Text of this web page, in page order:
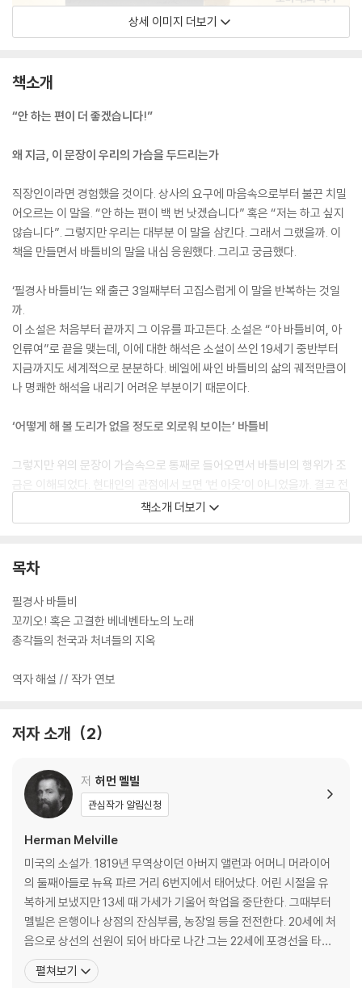
상세 이미지 더보기
책소개
“안 하는 편이 더 좋겠습니다!”
왜 지금, 이 문장이 우리의 가슴을 두드리는가
직장인이라면 경험했을 것이다. 상사의 요구에 마음속으로부터 불끈 치밀
어오르는 이 말을. “안 하는 편이 백 번 낫겠습니다” 혹은 “저는 하고 싶지
않습니다”. 그렇지만 우리는 대부분 이 말을 삼킨다. 그래서 그랬을까. 이
책을 만들면서 바틀비의 말을 내심 응원했다. 그리고 궁금했다.
‘필경사 바틀비’는 왜 출근 3일째부터 고집스럽게 이 말을 반복하는 것일
까.
이 소설은 처음부터 끝까지 그 이유를 파고든다. 소설은 “아 바틀비여, 아
인류여”로 끝을 맺는데, 이에 대한 해석은 소설이 쓰인 19세기 중반부터
지금까지도 세계적으로 분분하다. 베일에 싸인 바틀비의 삶의 궤적만큼이
나 명쾌한 해석을 내리기 어려운 부분이기 때문이다.
‘어떻게 해 볼 도리가 없을 정도로 외로워 보이는’ 바틀비
그렇지만 위의 문장이 가슴속으로 통째로 들어오면서 바틀비의 행위가 조
금은 이해되었다. 현대인의 관점에서 보면 ‘번 아웃’이 아니었을까. 결코 전
달되지 못할 ‘죽은 편지들’(죽은 사람들)을 끊임없이 수합하고 불태워야
했던 전의 직장, 법정의 언어들을 하루 종일 365일 베껴 써야 하는, 또 하
가. 그러니 바틀비는 “꼼짝 않고 가만히 있고 싶어요!”라고 절규했을 것이
「꼬끼오!」, 「총각들의 천국과 처녀들의 지옥」
의 이야기 「꼬끼오!」, 백지처럼 시들어가는 처녀들과 사치스러운 변호사들
는 것을 거부한다. 바틀비와 메리머스크의 동질성이다. 반면에 폐에 켜켜
처럼 멜빌은 자본주의가 무르익기 시작하는 19세기 미국 사회의 이면을
섬세하게 관찰하고 통렬하게 비판하고 있다. ‘조지 오웰’ 작품번역으로 정
평이 난 박경서 교수가 공들여 번역했다.(2022년 작고)
책소개 더보기
목차
필경사 바틀비
꼬끼오! 혹은 고결한 베네벤타노의 노래
총각들의 천국과 처녀들의 지옥
역자 해설 // 작가 연보
저자 소개 2
저 허먼 멜빌
관심작가 알림신청
Herman Melville
미국의 소설가. 1819년 무역상이던 아버지 앨런과 어머니 머라이어
의 둘째아들로 뉴욕 파르 거리 6번지에서 태어났다. 어린 시절을 유
복하게 보냈지만 13세 때 가세가 기울어 학업을 중단한다. 그때부터
멜빌은 은행이나 상점의 잔심부름, 농장일 등을 전전한다. 20세에 처
음으로 상선의 선원이 되어 바다로 나간 그는 22세에 포경선을 타게
된다. 이때 항해를 하면서 얻은 경험은 그의 작품의 주요 소재가 된다.
이후 포경선의 선원과 미 해군이 되어 5년 가까이 남태평양을 누볐
펼쳐보기